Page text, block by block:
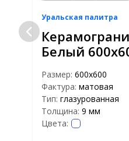
Уральская палитра
Белый
Размер: 600х600
Фактура: матовая
Тип: глазурованная
Толщина: 9 мм
Цвета: